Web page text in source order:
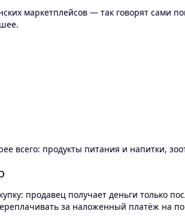
маркетплейсов — так говорят сами
всего: продукты питания и напитки,
продавец получает деньги только
за наложенный платёж на